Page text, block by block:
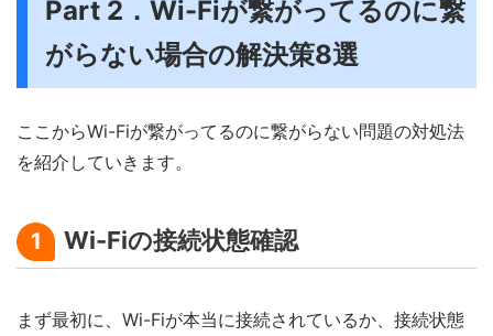
Part 2．Wi-Fiが繋がってるのに繋
がらない場合の解決策8選
ここからWi-Fiが繋がってるのに繋がらない問題の対処法
を紹介していきます。
1 Wi-Fiの接続状態確認
まず最初に、Wi-Fiが本当に接続されているか、接続状態